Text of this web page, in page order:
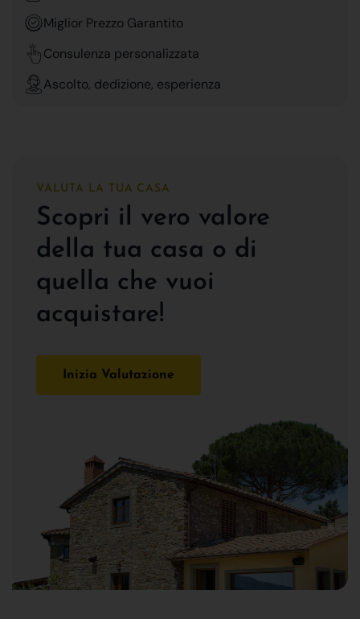
Miglior Prezzo Garantito
Consulenza personalizzata
Ascolto, dedizione, esperienza
VALUTA LA TUA CASA
Scopri il vero valore
della tua casa o di
quella che vuoi
acquistare!
Inizia Valutazione